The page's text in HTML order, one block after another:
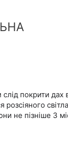
покрити дах
не пізніше 3